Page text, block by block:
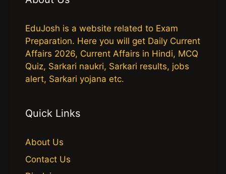
EduJosh is a website related to Exam
Preparation. Here you will get Daily Current
Affairs 2026, Current Affairs in Hindi, MCQ
Quiz, Sarkari naukri, Sarkari results, jobs
alert, Sarkari yojana etc.
Quick Links
About Us
Contact Us